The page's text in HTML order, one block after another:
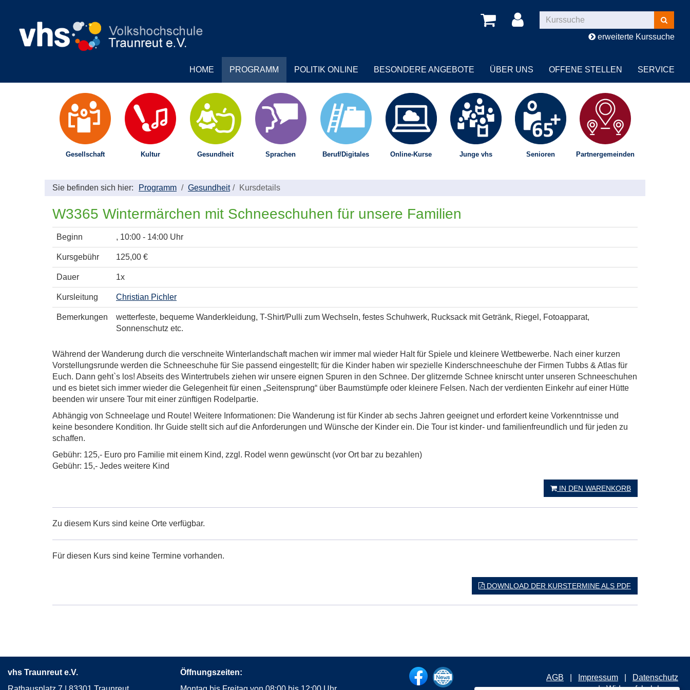
Kurse
suchen
erweiterte Kurssuche
HOME PROGRAMM POLITIK ONLINE BESONDERE ANGEBOTE ÜBER UNS OFFENE STELLEN SERVICE
Gesellschaft Kultur Gesundheit Sprachen Beruf/Digitales Online-Kurse Junge vhs Senioren Partnergemeinden
Sie befinden sich hier: Programm Gesundheit Kursdetails
W3365 Wintermärchen mit Schneeschuhen für unsere Familien
Beginn , 10:00 - 14:00 Uhr
Kursgebühr 125,00 €
Dauer 1x
Kursleitung Christian Pichler
Bemerkungen
wetterfeste, bequeme Wanderkleidung, T-Shirt/Pulli zum Wechseln, festes Schuhwerk, Rucksack mit Getränk, Riegel, Fotoapparat,
Sonnenschutz etc.
Während der Wanderung durch die verschneite Winterlandschaft machen wir immer mal wieder Halt für Spiele und kleinere Wettbewerbe. Nach einer kurzen
Vorstellungsrunde werden die Schneeschuhe für Sie passend eingestellt; für die Kinder haben wir spezielle Kinderschneeschuhe der Firmen Tubbs & Atlas für
Euch. Dann geht`s los! Abseits des Wintertrubels ziehen wir unsere eignen Spuren in den Schnee. Der glitzernde Schnee knirscht unter unseren Schneeschuhen
und es bietet sich immer wieder die Gelegenheit für einen „Seitensprung“ über Baumstümpfe oder kleinere Felsen. Nach der verdienten Einkehr auf einer Hütte
beenden wir unsere Tour mit einer zünftigen Rodelpartie.
Abhängig von Schneelage und Route! Weitere Informationen: Die Wanderung ist für Kinder ab sechs Jahren geeignet und erfordert keine Vorkenntnisse und
keine besondere Kondition. Ihr Guide stellt sich auf die Anforderungen und Wünsche der Kinder ein. Die Tour ist kinder- und familienfreundlich und für jeden zu
schaffen.
Gebühr: 125,- Euro pro Familie mit einem Kind, zzgl. Rodel wenn gewünscht (vor Ort bar zu bezahlen)
Gebühr: 15,- Jedes weitere Kind
IN DEN WARENKORB
Zu diesem Kurs sind keine Orte verfügbar.
Für diesen Kurs sind keine Termine vorhanden.
DOWNLOAD DER KURSTERMINE ALS PDF
vhs Traunreut e.V.
Öffnungszeiten:
AGB Impressum
Datenschutz